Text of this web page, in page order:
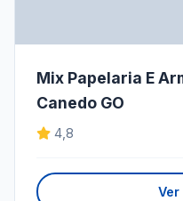
Mix Papelaria E
Canedo GO
4,8
Ver